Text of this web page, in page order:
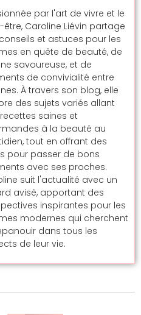
par l'art de vivre et le
être, Caroline Liévin partage
et astuces pour les
en quête de beauté, de
savoureuse, et de
de convivialité entre
À travers son blog, elle
des sujets variés allant
saines et
à la beauté au
tout en offrant des
pour passer de bons
avec ses proches.
suit l'actualité avec un
avisé, apportant des
inspirantes pour les
modernes qui cherchent
dans tous les
de leur vie.